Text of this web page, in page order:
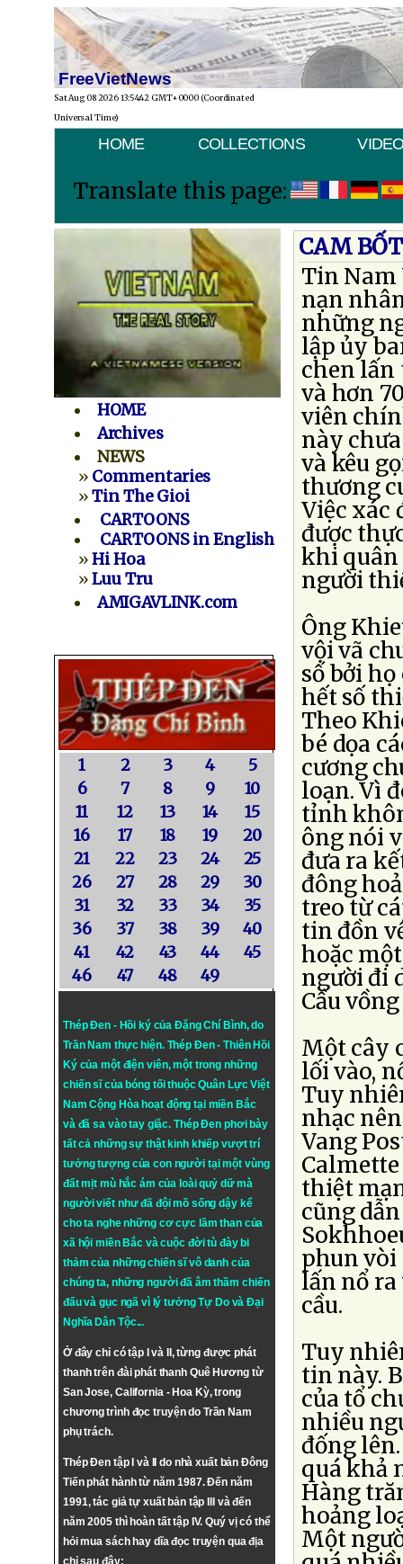
FreeVietNews
Sat Aug 08 2026 13:54:42 GMT+0000 (Coordinated
Universal Time)
HOME COLLECTIONS
Translate this page:
HOME
Archives
NEWS
» Commentaries
»Tin The Gioi
CARTOONS
CARTOONS in English
»Hi Hoa
»Luu Tru
AMIGAVLINK.com
1 2 3 4
5
6
7 8 9
10
11
12 13 14
15
16
17 18 19
20
21
22 23 24
25
26
27 28 29
30
31
32 33 34
35
36
37 38 39
40
41
42 43 44
45
46
47 48 49
Thép Đen - Hồi ký của Đặng Chí Bình, do
Trần Nam thực hiện. Thép Đen- Thiên Hồi
Ký của một điện viên, một trong những
chiến sĩ của bóng tối thuộc Quân Lực Việt
Nam Cộng Hòa hoạt động tại miền Bắc
và đã sa vào tay giặc. Thép Đen phơi bày
tất cả những sự thật kinh khiếp vượt trí
tưởng tượng của con người tại một vùng
đất mịt mù hắc ám của loài quỷ dữ mà
người viết như đã đội mồ sống dậy kể
cho ta nghe những cơ cực lầm than của
xã hội miền Bắc và cuộc đời tù đày bi
thảm của những chiến sĩ vô danh của
chúng ta, những người đã âm thầm chiến
đấu và gục ngã vì lý tưởngTự DovàĐại
Nghĩa Dân Tộc...
Ở đây chỉ có tập I và II, từng được phát
thanh trên đài phát thanh Quê Hương từ
San Jose, California - Hoa Kỳ, trong
chương trình đọc truyện do Trần Nam
phụ trách.
Thép Đen tập I và II do nhà xuất bản Đông
Tiến phát hành từ năm 1987. Đến năm
1991, tác giả tự xuất bản tập III và đến
năm 2005 thì hoàn tất tập IV. Quý vị có thể
hỏi mua sách hay dĩa đọc truyện qua địa
chỉ sau đây:
CAM
Tin Nam
nạn
những
lập ủy
chen lấn
và hơn
viên
này
và kêu
thương
Việc xác
được
khi quân
người
Ông
vội vã
số bởi
hết số
Theo
bé dọa
cương
loạn. Vì
tỉnh
ông nói
đưa ra
đông
treo từ
tin đồn
hoặc
người đi
Cầu
Một cây
lối vào,
Tuy
nhạc
Vang
thiệt
cũng
phun vòi
lấn nổ
cầu.
Tuy
tin này.
của tổ
nhiều
đống
quá khả
Hàng
hoảng
Một